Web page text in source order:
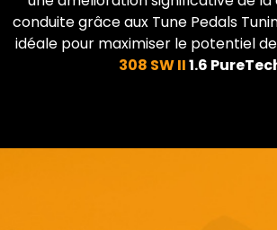
conduite grâce aux Tune Pedals
idéale pour maximiser le potentiel
308 SW II1.6